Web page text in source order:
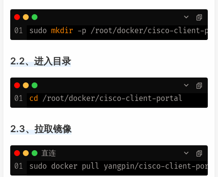
01 sudo mkdir
2.2、进入目录
01 cd
2.3、拉取镜像
直连
01